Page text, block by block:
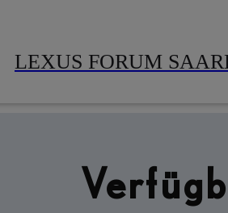
LEXUS FORUM
höchste Qualität: Finden Sie den Lexus